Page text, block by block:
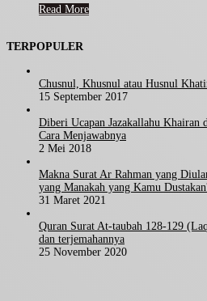
Read More
TERPOPULER
Chusnul, Khusnul atau Husnul
15 September 2017
Diberi Ucapan Jazakallahu Khairan
Cara Menjawabnya
2 Mei 2018
Makna Surat Ar Rahman yang
yang Manakah yang Kamu
31 Maret 2021
Quran Surat At-taubah 128-129
dan terjemahannya
25 November 2020